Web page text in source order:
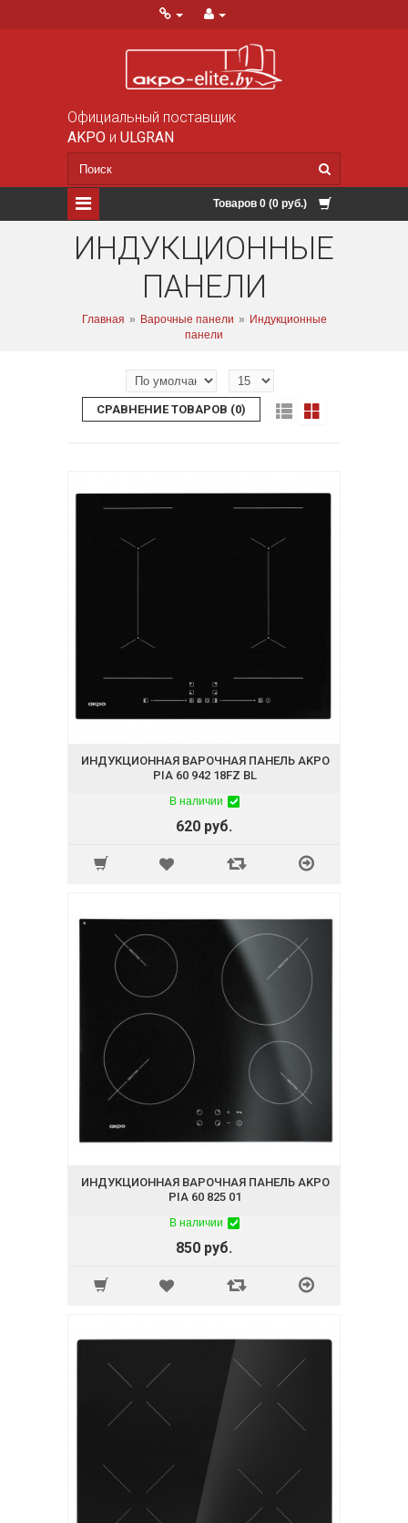
Официальный поставщик
AKPO и ULGRAN
Товаров 0 (0 руб.)
ИНДУКЦИОННЫЕ
ПАНЕЛИ
Главная » Варочные панели » Индукционные
панели
СРАВНЕНИЕ ТОВАРОВ (0)
ИНДУКЦИОННАЯ ВАРОЧНАЯ ПАНЕЛЬ AKPO
PIA 60 942 18FZ BL
В наличии
620 руб.
ИНДУКЦИОННАЯ ВАРОЧНАЯ ПАНЕЛЬ AKPO
PIA 60 825 01
В наличии
850 руб.